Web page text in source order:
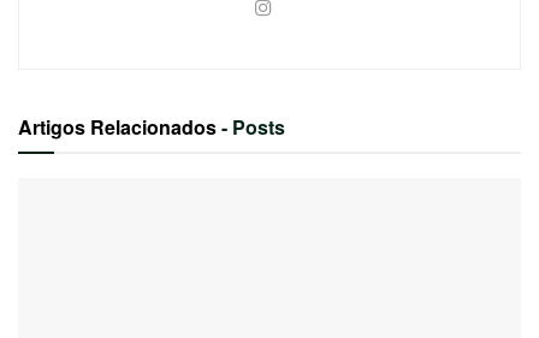
Artigos Relacionados- Posts